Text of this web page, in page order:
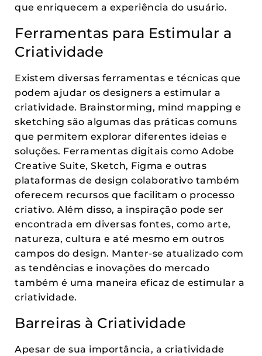
que enriquecem a experiência do usuário.
Ferramentas para Estimular a
Criatividade
Existem diversas ferramentas e técnicas que
podem ajudar os designers a estimular a
criatividade. Brainstorming, mind mapping e
sketching são algumas das práticas comuns
que permitem explorar diferentes ideias e
soluções. Ferramentas digitais como Adobe
Creative Suite, Sketch, Figma e outras
plataformas de design colaborativo também
oferecem recursos que facilitam o processo
criativo. Além disso, a inspiração pode ser
encontrada em diversas fontes, como arte,
natureza, cultura e até mesmo em outros
campos do design. Manter-se atualizado com
as tendências e inovações do mercado
também é uma maneira eficaz de estimular a
criatividade.
Barreiras à Criatividade
Apesar de sua importância, a criatividade